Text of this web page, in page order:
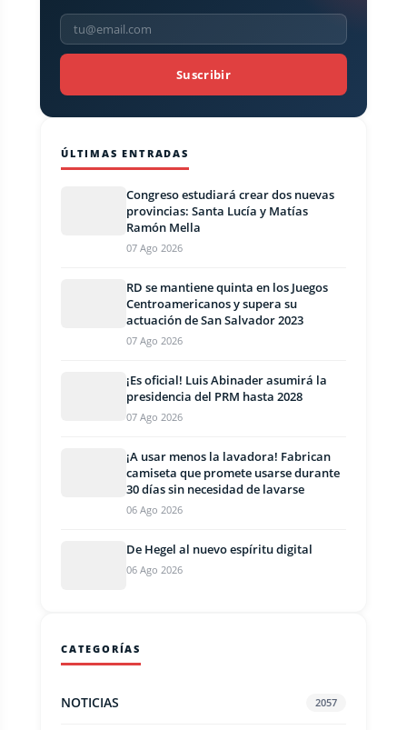
Suscribir
ÚLTIMAS ENTRADAS
Congreso estudiará crear dos nuevas
provincias: Santa Lucía y Matías
Ramón Mella
07 Ago 2026
RD se mantiene quinta en los Juegos
Centroamericanos y supera su
actuación de San Salvador 2023
07 Ago 2026
¡Es oficial! Luis Abinader asumirá la
presidencia del PRM hasta 2028
07 Ago 2026
¡A usar menos la lavadora! Fabrican
camiseta que promete usarse durante
30 días sin necesidad de lavarse
06 Ago 2026
De Hegel al nuevo espíritu digital
06 Ago 2026
CATEGORÍAS
NOTICIAS 2057